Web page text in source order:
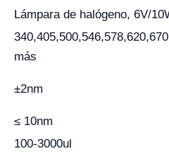
Lámpara de halógeno, 6V/
más
±2nm
≤ 10nm
100-3000ul